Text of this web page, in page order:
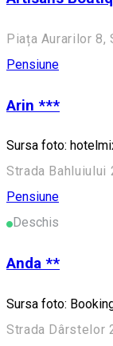
Piața Aurarilor 8,
Pensiune
Arin ***
Sursa foto:
Strada Bahluiului
Pensiune
Deschis
Anda **
Sursa foto:
Strada Dârstelor